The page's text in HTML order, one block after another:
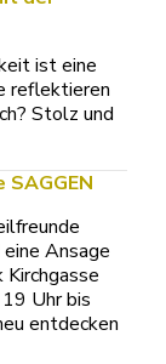
ist eine
reflektieren
Stolz und
Ansage
Uhr bis
entdecken